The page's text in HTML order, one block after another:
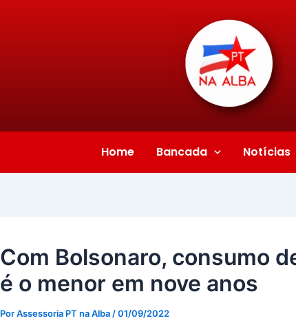
Home Bancada Notícias
Com Bolsonaro, consumo
é o menor em nove anos
PorAssessoria PT na Alba /01/09/2022